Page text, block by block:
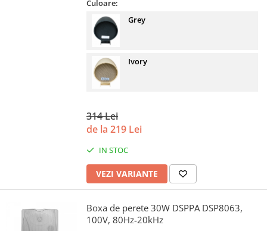
Culoare:
Grey
Ivory
314 Lei
de la 219 Lei
IN STOC
VEZI VARIANTE
Boxa de perete 30W DSPPA DSP8063,
100V, 80Hz-20kHz